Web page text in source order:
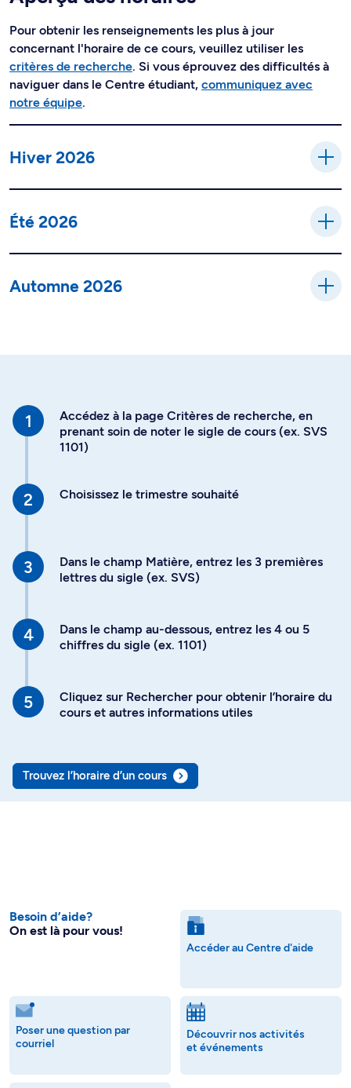
Pour obtenir les renseignements les plus à jour
concernant l'horaire de ce cours, veuillez utiliser les
critères de recherche. Si vous éprouvez des difficultés à
naviguer dans le Centre étudiant, communiquez avec
notre équipe.
Hiver 2026
Été 2026
Automne 2026
Accédez à la page Critères de recherche, en
prenant soin de noter le sigle de cours (ex. SVS
1101)
Choisissez le trimestre souhaité
Dans le champ Matière, entrez les 3 premières
lettres du sigle (ex. SVS)
Dans le champ au-dessous, entrez les 4 ou 5
chiffres du sigle (ex. 1101)
Cliquez sur Rechercher pour obtenir l’horaire du
cours et autres informations utiles
Trouvez l’horaire d’un cours
Besoin d’aide?
On est là pour vous!
Accéder au Centre d'aide
Poser une question par
courriel
Découvrir nos activités
et événements